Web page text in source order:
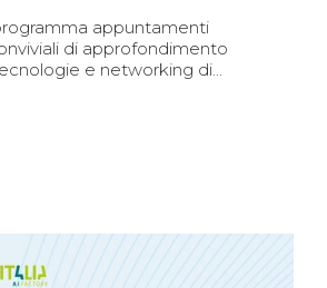
appuntamenti
di approfondimento
e networking di...